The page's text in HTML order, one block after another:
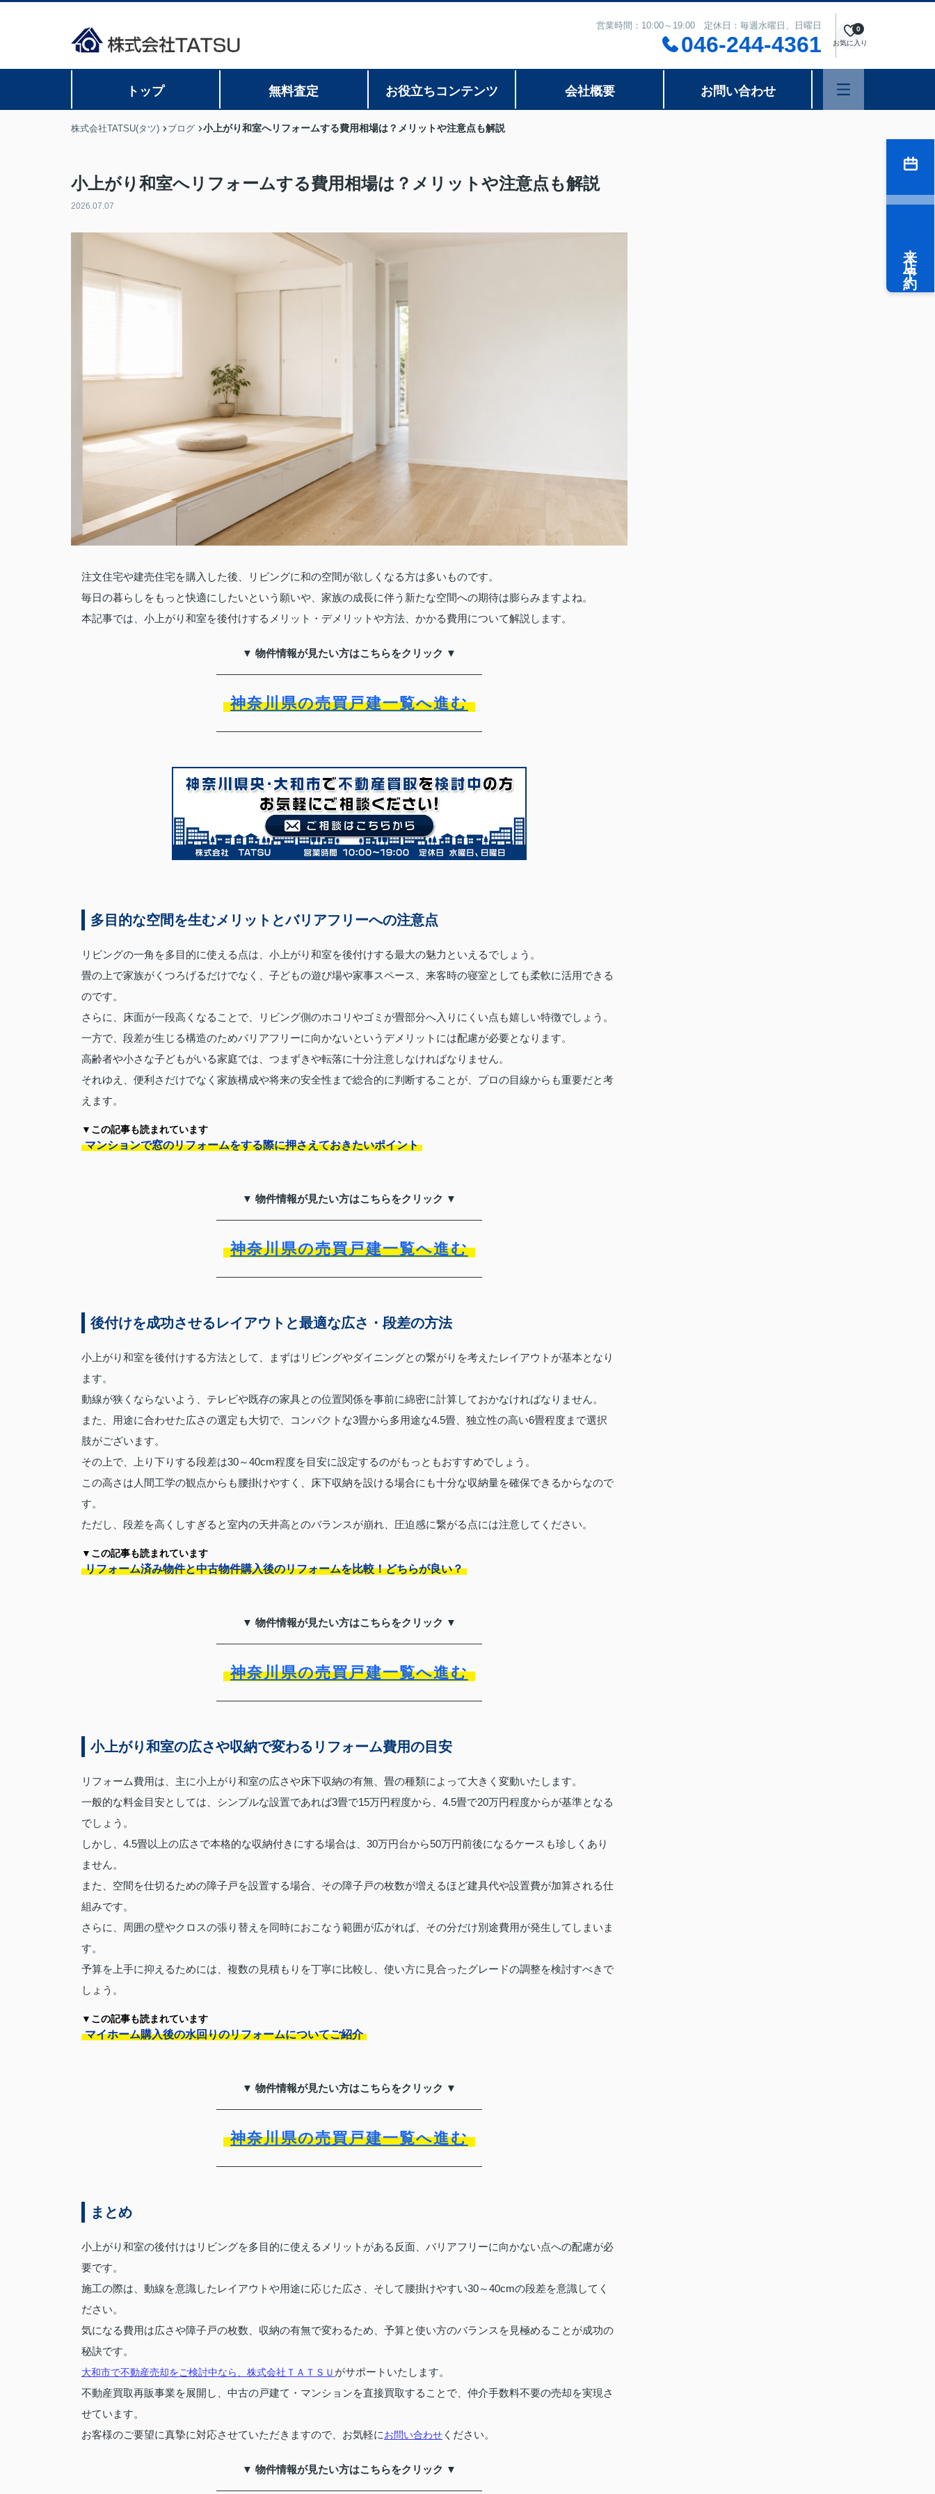
営業時間：10:00～19:00 定休日：毎週水曜日、日曜日
046-244-4361 お気に入り
0
トップ 無料査定 お役立ちコンテンツ 会社概要 お問い合わせ
株式会社TATSU(タツ) ブログ 小上がり和室へリフォームする費用相場は？メリットや注意点も解説
小上がり和室へリフォームする費用相場は？メリットや注意点も解説
2026.07.07
注文住宅や建売住宅を購入した後、リビングに和の空間が欲しくなる方は多いものです。
毎日の暮らしをもっと快適にしたいという願いや、家族の成長に伴う新たな空間への期待は膨らみますよね。
本記事では、小上がり和室を後付けするメリット・デメリットや方法、かかる費用について解説します。
▼ 物件情報が見たい方はこちらをクリック ▼
神奈川県の売買戸建一覧へ進む
多目的な空間を生むメリットとバリアフリーへの注意点
リビングの一角を多目的に使える点は、小上がり和室を後付けする最大の魅力といえるでしょう。
畳の上で家族がくつろげるだけでなく、子どもの遊び場や家事スペース、来客時の寝室としても柔軟に活用できる
のです。
さらに、床面が一段高くなることで、リビング側のホコリやゴミが畳部分へ入りにくい点も嬉しい特徴でしょう。
一方で、段差が生じる構造のためバリアフリーに向かないというデメリットには配慮が必要となります。
高齢者や小さな子どもがいる家庭では、つまずきや転落に十分注意しなければなりません。
それゆえ、便利さだけでなく家族構成や将来の安全性まで総合的に判断することが、プロの目線からも重要だと考
えます。
▼この記事も読まれています
マンションで窓のリフォームをする際に押さえておきたいポイント
▼ 物件情報が見たい方はこちらをクリック ▼
神奈川県の売買戸建一覧へ進む
後付けを成功させるレイアウトと最適な広さ・段差の方法
小上がり和室を後付けする方法として、まずはリビングやダイニングとの繋がりを考えたレイアウトが基本となり
ます。
動線が狭くならないよう、テレビや既存の家具との位置関係を事前に綿密に計算しておかなければなりません。
また、用途に合わせた広さの選定も大切で、コンパクトな3畳から多用途な4.5畳、独立性の高い6畳程度まで選択
肢がございます。
その上で、上り下りする段差は30～40cm程度を目安に設定するのがもっともおすすめでしょう。
この高さは人間工学の観点からも腰掛けやすく、床下収納を設ける場合にも十分な収納量を確保できるからなので
す。
ただし、段差を高くしすぎると室内の天井高とのバランスが崩れ、圧迫感に繋がる点には注意してください。
▼この記事も読まれています
リフォーム済み物件と中古物件購入後のリフォームを比較！どちらが良い？
▼ 物件情報が見たい方はこちらをクリック ▼
神奈川県の売買戸建一覧へ進む
小上がり和室の広さや収納で変わるリフォーム費用の目安
リフォーム費用は、主に小上がり和室の広さや床下収納の有無、畳の種類によって大きく変動いたします。
一般的な料金目安としては、シンプルな設置であれば3畳で15万円程度から、4.5畳で20万円程度からが基準となる
でしょう。
しかし、4.5畳以上の広さで本格的な収納付きにする場合は、30万円台から50万円前後になるケースも珍しくあり
ません。
また、空間を仕切るための障子戸を設置する場合、その障子戸の枚数が増えるほど建具代や設置費が加算される仕
組みです。
さらに、周囲の壁やクロスの張り替えを同時におこなう範囲が広がれば、その分だけ別途費用が発生してしまいま
す。
予算を上手に抑えるためには、複数の見積もりを丁寧に比較し、使い方に見合ったグレードの調整を検討すべきで
しょう。
▼この記事も読まれています
マイホーム購入後の水回りのリフォームについてご紹介
▼ 物件情報が見たい方はこちらをクリック ▼
神奈川県の売買戸建一覧へ進む
まとめ
小上がり和室の後付けはリビングを多目的に使えるメリットがある反面、バリアフリーに向かない点への配慮が必
要です。
施工の際は、動線を意識したレイアウトや用途に応じた広さ、そして腰掛けやすい30～40cmの段差を意識してく
ださい。
気になる費用は広さや障子戸の枚数、収納の有無で変わるため、予算と使い方のバランスを見極めることが成功の
秘訣です。
大和市で不動産売却をご検討中なら、株式会社ＴＡＴＳＵ がサポートいたします。
不動産買取再販事業を展開し、中古の戸建て・マンションを直接買取することで、仲介手数料不要の売却を実現さ
せています。
お客様のご要望に真摯に対応させていただきますので、お気軽にお問い合わせ ください。
▼ 物件情報が見たい方はこちらをクリック ▼
来店予約